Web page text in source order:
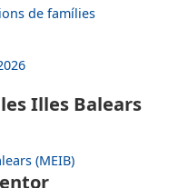
de famílies
Illes Balears
(MEIB)